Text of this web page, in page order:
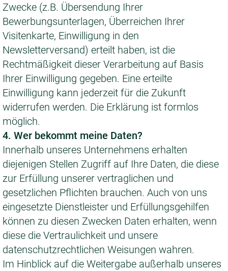
Zwecke (z.B. Übersendung Ihrer
Bewerbungsunterlagen, Überreichen Ihrer
Visitenkarte, Einwilligung in den
Newsletterversand) erteilt haben, ist die
Rechtmäßigkeit dieser Verarbeitung auf Basis
Ihrer Einwilligung gegeben. Eine erteilte
Einwilligung kann jederzeit für die Zukunft
widerrufen werden. Die Erklärung ist formlos
möglich.
4. Wer bekommt meine Daten?
Innerhalb unseres Unternehmens erhalten
diejenigen Stellen Zugriff auf Ihre Daten, die diese
zur Erfüllung unserer vertraglichen und
gesetzlichen Pflichten brauchen. Auch von uns
eingesetzte Dienstleister und Erfüllungsgehilfen
können zu diesen Zwecken Daten erhalten, wenn
diese die Vertraulichkeit und unsere
datenschutzrechtlichen Weisungen wahren.
Im Hinblick auf die Weitergabe außerhalb unseres